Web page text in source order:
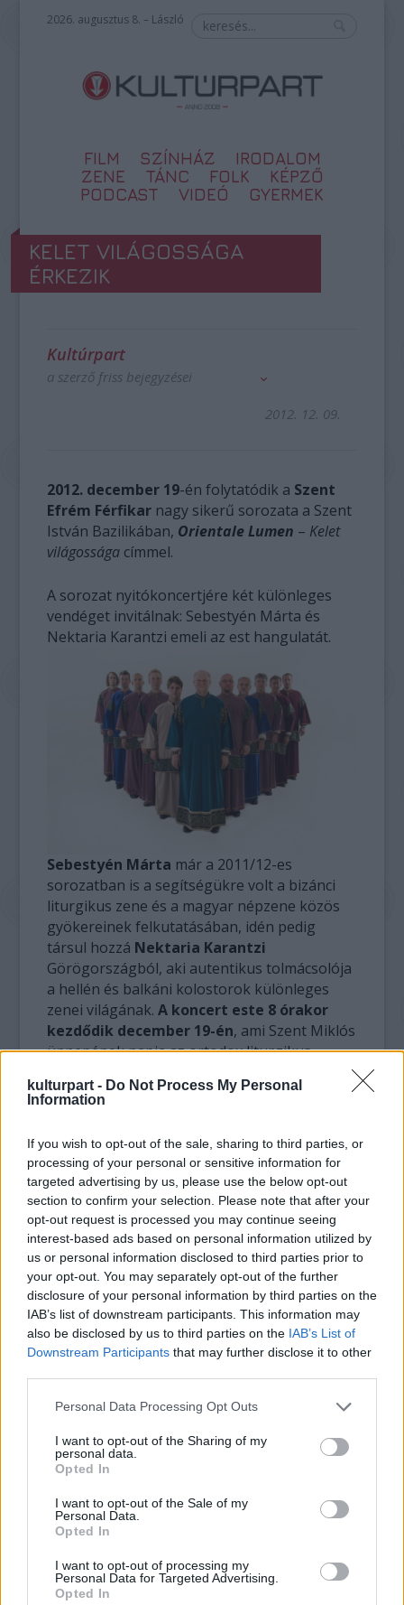
kulturpart - Do Not Process My Personal
Information
If you wish to opt-out of the sale, sharing to third parties, or
processing of your personal or sensitive information for
targeted advertising by us, please use the below opt-out
section to confirm your selection. Please note that after your
opt-out request is processed you may continue seeing
interest-based ads based on personal information utilized by
us or personal information disclosed to third parties prior to
your opt-out. You may separately opt-out of the further
disclosure of your personal information by third parties on the
IAB’s list of downstream participants. This information may
also be disclosed by us to third parties on the IAB’s List of
Downstream Participants that may further disclose it to other
Please note that this website/app uses one or more Google
not limited to your visit or usage behaviour. You may click to
grant or deny consent to Google and its third-party tags to
use your data for below specified purposes in below Google
consent section.
Personal Data Processing Opt Outs
I want to opt-out of the Sharing of my
personal data.
Opted In
I want to opt-out of the Sale of my
Personal Data.
Opted In
I want to opt-out of processing my
Personal Data for Targeted Advertising.
Opted In
2026. augusztus 8. – László
FILM SZÍNHÁZ
IRODALOM
ZENE
TÁNC FOLK
KÉPZŐ
PODCAST
VIDEÓ GYERMEK
KELET VILÁGOSSÁGA
ÉRKEZIK
Kultúrpart
a szerző friss bejegyzései
2012. 12. 09.
2012. december 19-én folytatódik a Szent
Efrém Férfikar nagy sikerű sorozata a Szent
István Bazilikában, Orientale Lumen – Kelet
világossága címmel.
A sorozat nyitókoncertjére két különleges
vendéget invitálnak: Sebestyén Márta és
Nektaria Karantzi emeli az est hangulatát.
Sebestyén Márta már a 2011/12-es
sorozatban is a segítségükre volt a bizánci
liturgikus zene és a magyar népzene közös
gyökereinek felkutatásában, idén pedig
társul hozzá Nektaria Karantzi
Görögországból, aki autentikus tolmácsolója
a hellén és balkáni kolostorok különleges
zenei világának. A koncert este 8 órakor
kezdődik december 19-én, ami Szent Miklós
ünnepének napja az ortodox liturgikus
egyaránt nagy tiszteletnek örvendő
Istenszülőt dicsőítő himnuszok és egyéb
kompozíciók kapnak helyet a bizánci zene
különleges és ismeretlen arcát bemutató
koncerten.